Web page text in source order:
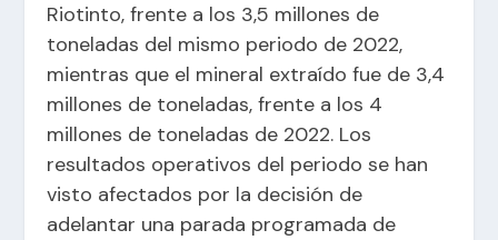
Riotinto, frente a los 3,5 millones de
toneladas del mismo periodo de 2022,
mientras que el mineral extraído fue de 3,4
millones de toneladas, frente a los 4
millones de toneladas de 2022. Los
resultados operativos del periodo se han
visto afectados por la decisión de
adelantar una parada programada de